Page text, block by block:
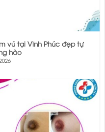
vú tại Vĩnh Phúc đẹp tự
hào